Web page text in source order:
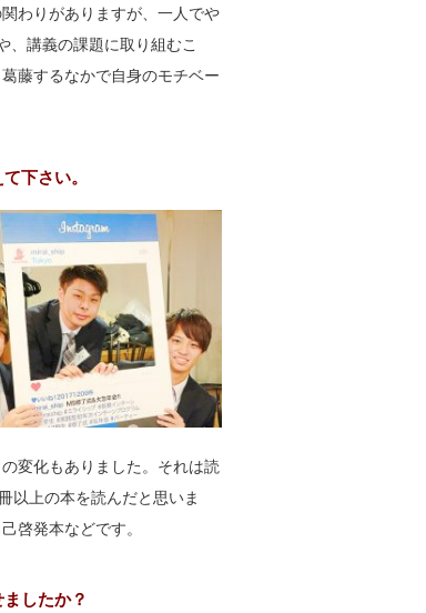
わりがありますが、一人でや
、講義の課題に取り組むこ
藤するなかで自身のモチベー
下さい。
変化もありました。それは読
以上の本を読んだと思いま
啓発本などです。
したか？